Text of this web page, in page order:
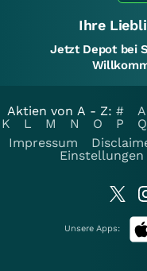
Ihre
Jetzt Depot bei
Aktien von A - Z: # A
K
L M N O P Q
Impressum
Einstellungen
Unsere Apps: